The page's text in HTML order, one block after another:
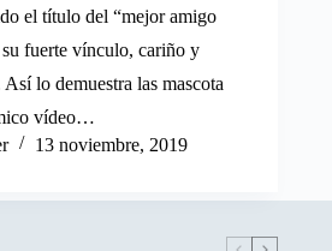
el título del “mejor amigo
fuerte vínculo, cariño y
lo demuestra las mascota
vídeo…
13 noviembre, 2019